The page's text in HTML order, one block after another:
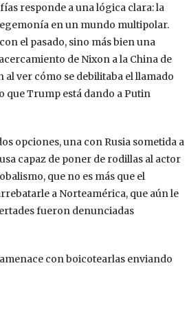
responde a una lógica clara: la
en un mundo multipolar.
el pasado, sino más bien una
de Nixon a la China de
ver cómo se debilitaba el llamado
que Trump está dando a Putin
opciones, una con Rusia sometida a
capaz de poner de rodillas al actor
que no es más que el
a Norteamérica, que aún le
fueron denunciadas
con boicotearlas enviando